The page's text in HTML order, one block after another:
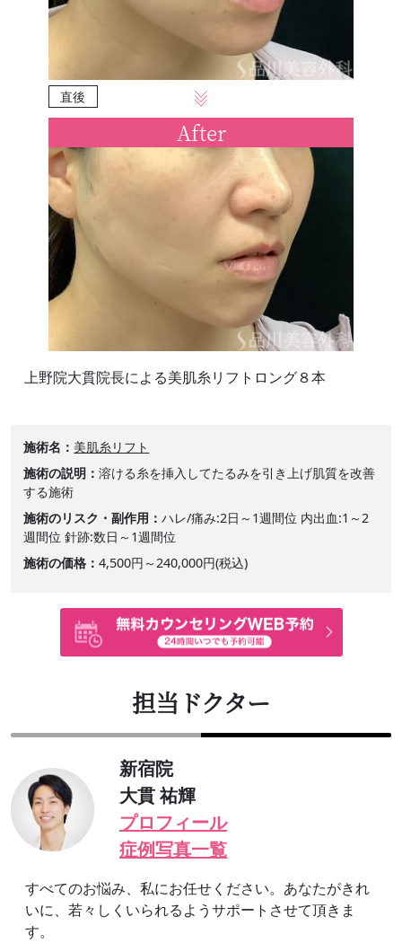
直後
After
上野院大貫院長による美肌糸リフトロング８本
施術名
美肌糸リフト
施術の説明
溶ける糸を挿入してたるみを引き上げ肌質を改善
する施術
施術のリスク・副作用
ハレ/痛み:2日～1週間位 内出血:1～2
週間位 針跡:数日～1週間位
施術の価格
4,500円～240,000円(税込)
担当ドクター
新宿院
大貫 祐輝
プロフィール
症例写真一覧
すべてのお悩み、私にお任せください。あなたがきれ
いに、若々しくいられるようサポートさせて頂きま
す。